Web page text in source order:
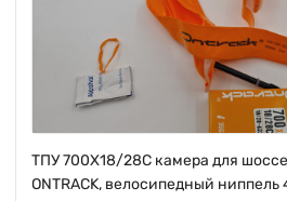
ТПУ 700X18/28C камера для
ONTRACK, велосипедный